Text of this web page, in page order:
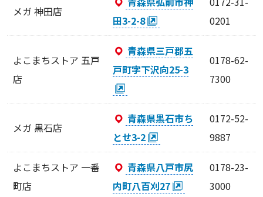
メガ 神田店
田3-2-8
0201
よこまちストア 五戸
店
青森県三戸郡五
戸町字下沢向25-3
0178-62-
7300
メガ 黒石店
青森県黒石市ち
とせ3-2
0172-52-
9887
よこまちストア 一番
町店
青森県八戸市尻
内町八百刈27
0178-23-
3000